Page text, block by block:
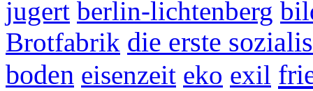
jugert berlin-lichtenberg
Brotfabrik die erste
boden eisenzeit eko exil